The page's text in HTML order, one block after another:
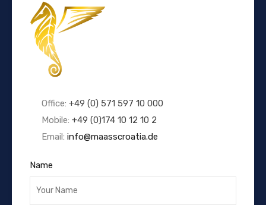
Office: +49 (0) 571 597 10 000
Mobile: +49 (0)174 10 12 10 2
Email: info@maasscroatia.de
Name